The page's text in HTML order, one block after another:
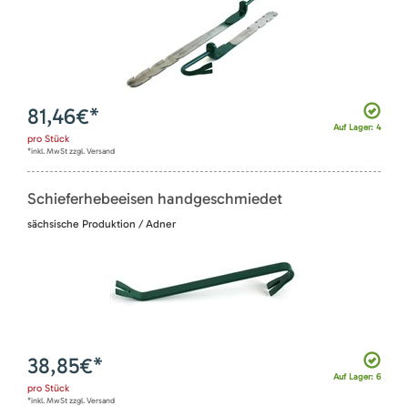
Auf Lager: 4
81,46€*
pro Stück
*inkl. MwSt zzgl. Versand
Schieferhebeeisen handgeschmiedet
sächsische Produktion / Adner
Auf Lager: 6
38,85€*
pro Stück
*inkl. MwSt zzgl. Versand